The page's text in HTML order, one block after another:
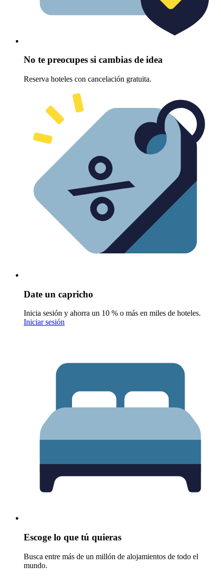
No te preocupes si cambias de idea
Reserva hoteles con cancelación gratuita.
Date un capricho
Inicia sesión y ahorra un 10 % o más en miles de hoteles.
Iniciar sesión
Escoge lo que tú quieras
Busca entre más de un millón de alojamientos de todo el
mundo.